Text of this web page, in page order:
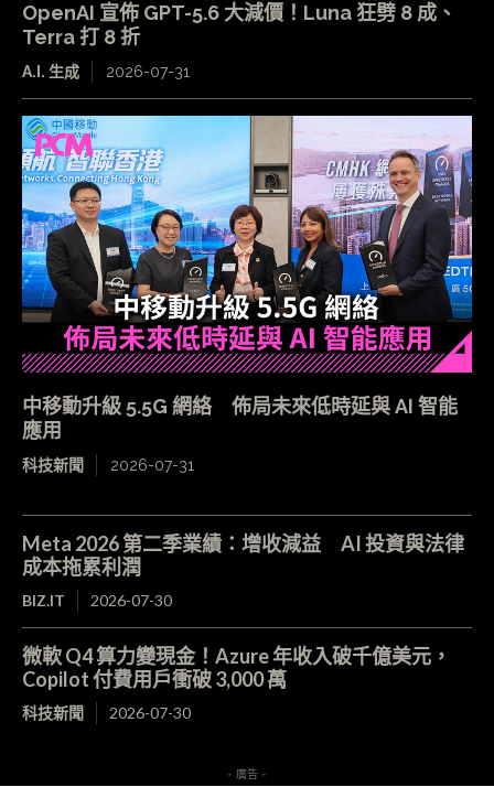
OpenAI 宣佈 GPT-5.6 大減價！Luna 狂劈 8 成、
Terra 打 8 折
A.I. 生成 2026-07-31
中移動升級 5.5G 網絡 佈局未來低時延與 AI 智能
應用
科技新聞 2026-07-31
Meta 2026 第二季業績：增收減益 AI 投資與法律
成本拖累利潤
BIZ.IT 2026-07-30
微軟 Q4 算力變現金！Azure 年收入破千億美元，
Copilot 付費用戶衝破 3,000 萬
科技新聞 2026-07-30
- 廣告 -